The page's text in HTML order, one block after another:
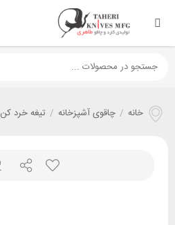
خانه / چاقوی آشپزخانه / تیغه خرد کن